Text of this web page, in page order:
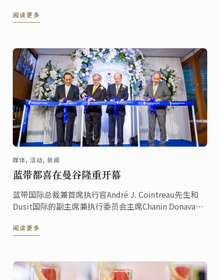
名人士、蓝带合作伙伴、历届校友，以及多家媒体朋友
阅读更多
媒体, 活动, 新闻
蓝带都喜在曼谷隆重开幕
蓝带国际总裁兼首席执行官André J. Cointreau先生和
Dusit国际的副主席兼执行委员会主席Chanin Donavanik
3000平方米，位于CentralWorld中心禅宗楼17至19楼。
阅读更多